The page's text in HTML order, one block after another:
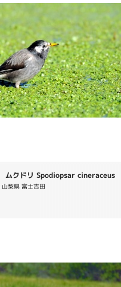
クドリ Spodiopsar cineraceus
梨県 富士吉田